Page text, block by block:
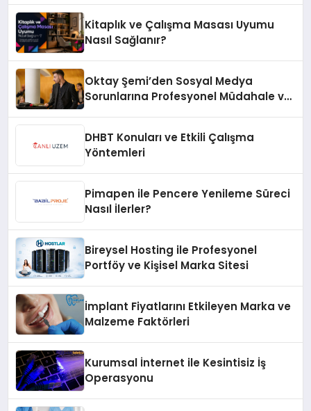
Kitaplık ve Çalışma Masası Uyumu
Nasıl Sağlanır?
Oktay Şemi’den Sosyal Medya
Sorunlarına Profesyonel Müdahale ve
DHBT Konuları ve Etkili Çalışma
Yöntemleri
Pimapen ile Pencere Yenileme Süreci
Nasıl İlerler?
Bireysel Hosting ile Profesyonel
Portföy ve Kişisel Marka Sitesi
İmplant Fiyatlarını Etkileyen Marka ve
Malzeme Faktörleri
Kurumsal İnternet ile Kesintisiz İş
Operasyonu